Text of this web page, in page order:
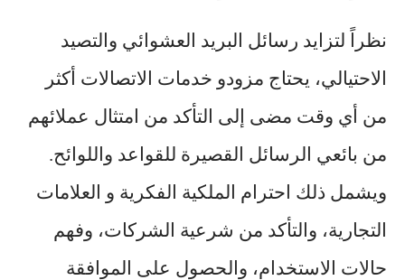
نظراً لتزايد رسائل البريد العشوائي و التصيد
الاحتيالي، يحتاج مزودو خدمات الاتصالات أكثر
من أي وقت مضى إلى التأكد من امتثال عملائهم
من بائعي الرسائل القصيرة للقواعد واللوائح.
ويشمل ذلك احترام الملكية الفكرية و العلامات
التجارية، والتأكد من شرعية الشركات، وفهم
حالات الاستخدام، والحصول على الموافقة